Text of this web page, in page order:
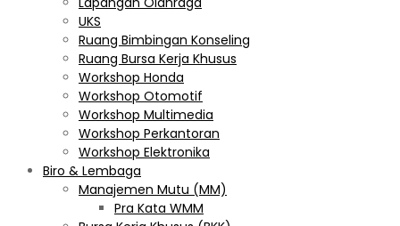
UKS
Ruang Bimbingan Konseling
Ruang Bursa Kerja Khusus
Workshop Honda
Workshop Otomotif
Workshop Multimedia
Workshop Perkantoran
Workshop Elektronika
Biro & Lembaga
Manajemen Mutu (MM)
Pra Kata WMM